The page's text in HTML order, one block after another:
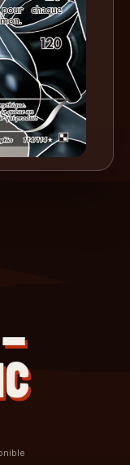
-